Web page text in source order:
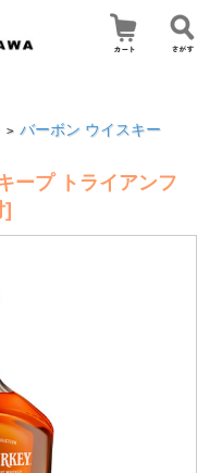
> バーボン ウイスキー
ープ トライアンフ
]